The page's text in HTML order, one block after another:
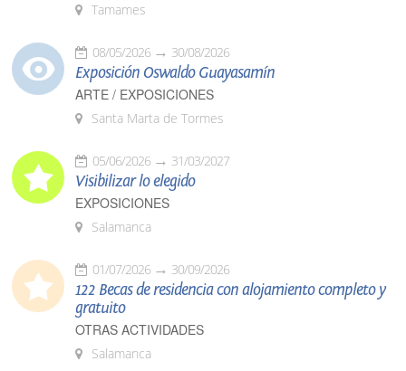
Tamames
08/05/2026 30/08/2026
Exposición Oswaldo Guayasamín
ARTE / EXPOSICIONES
Santa Marta de Tormes
05/06/2026 31/03/2027
Visibilizar lo elegido
EXPOSICIONES
Salamanca
01/07/2026 30/09/2026
122 Becas de residencia con alojamiento completo y
gratuito
OTRAS ACTIVIDADES
Salamanca